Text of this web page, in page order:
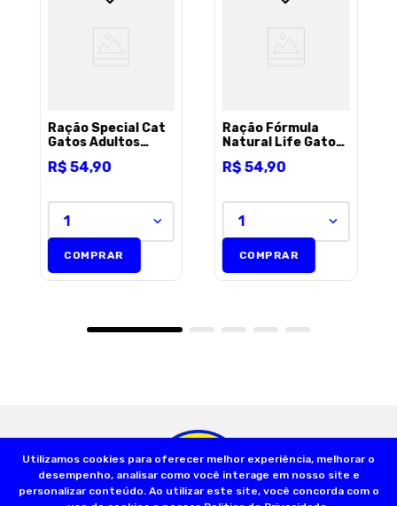
Utilizamos cookies para oferecer melhor experiência, melhorar o
desempenho, analisar como você interage em nosso site e
personalizar conteúdo. Ao utilizar este site, você concorda com o
Ração Special Cat
Gatos Adultos
R$ 54,90
1
COMPRAR
Ração Fórmula
Natural Life Gatos
- 1kg
R$ 54,90
1
COMPRAR